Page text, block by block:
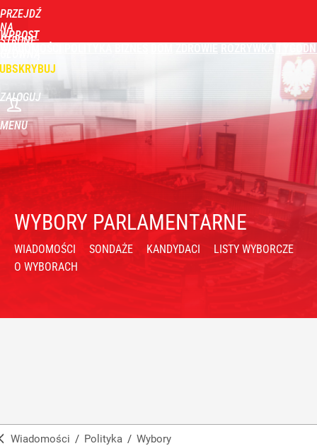
PRZEJDŹ
NA
STRONĘ
WPROST
ZALOGUJ
MENU
WYBORY PARLAMENTARNE
WIADOMOŚCI SONDAŻE KANDYDACI
LISTY WYBORCZE
O WYBORACH
Wiadomości / Polityka / Wybory